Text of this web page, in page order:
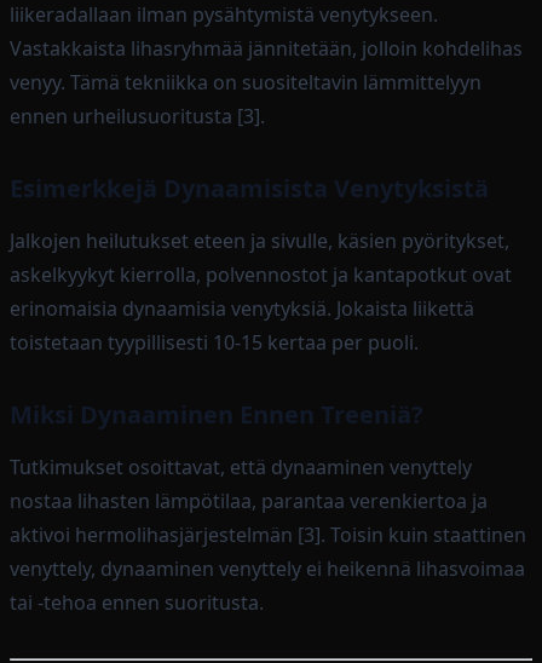
liikeradallaan ilman pysähtymistä venytykseen.
Vastakkaista lihasryhmää jännitetään, jolloin kohdelihas
venyy. Tämä tekniikka on suositeltavin lämmittelyyn
ennen urheilusuoritusta [3].
Esimerkkejä Dynaamisista Venytyksistä
Jalkojen heilutukset eteen ja sivulle, käsien pyöritykset,
askelkyykyt kierrolla, polvennostot ja kantapotkut ovat
erinomaisia dynaamisia venytyksiä. Jokaista liikettä
toistetaan tyypillisesti 10-15 kertaa per puoli.
Miksi Dynaaminen Ennen Treeniä?
Tutkimukset osoittavat, että dynaaminen venyttely
nostaa lihasten lämpötilaa, parantaa verenkiertoa ja
aktivoi hermolihasjärjestelmän [3]. Toisin kuin staattinen
venyttely, dynaaminen venyttely ei heikennä lihasvoimaa
tai -tehoa ennen suoritusta.